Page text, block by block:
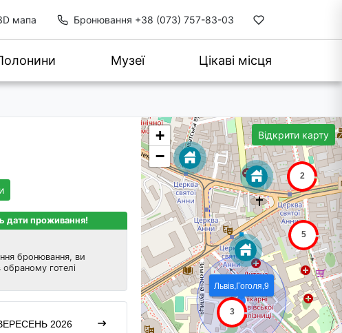
мапа Бронювання +38 (073) 757-83-03
Музеї Цікаві місця
дати проживання!
бронювання, ви
готелі
2026
Відкрити карту
Львів,Гоголя,9
+
−